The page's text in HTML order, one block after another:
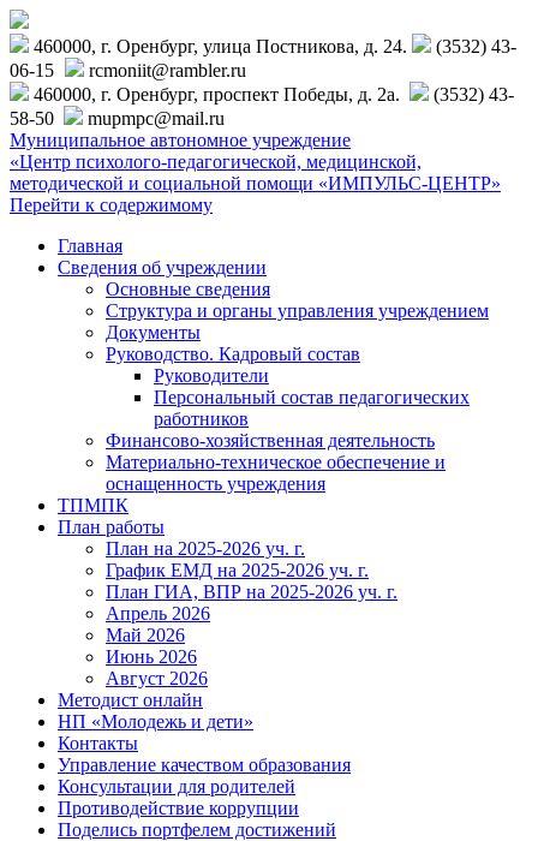
460000, г. Оренбург, улица Постникова, д. 24.
(3532) 43-
06-15
rcmoniit@rambler.ru
460000, г. Оренбург, проспект Победы, д. 2а.
(3532) 43-
58-50
mupmpc@mail.ru
Муниципальное автономное учреждение
«Центр психолого-педагогической, медицинской,
методической и социальной помощи «ИМПУЛЬС-ЦЕНТР»
Перейти к содержимому
Главная
Сведения об учреждении
Основные сведения
Структура и органы управления учреждением
Документы
Руководство. Кадровый состав
Руководители
Персональный состав педагогических
работников
Финансово-хозяйственная деятельность
Материально-техническое обеспечение и
оснащенность учреждения
ТПМПК
План работы
План на 2025-2026 уч. г.
График ЕМД на 2025-2026 уч. г.
План ГИА, ВПР на 2025-2026 уч. г.
Апрель 2026
Май 2026
Июнь 2026
Август 2026
Методист онлайн
НП «Молодежь и дети»
Контакты
Управление качеством образования
Консультации для родителей
Противодействие коррупции
Поделись портфелем достижений